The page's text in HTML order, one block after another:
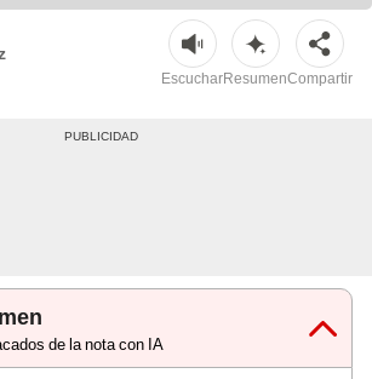
EscucharResumenCompartir
de la nota con IA